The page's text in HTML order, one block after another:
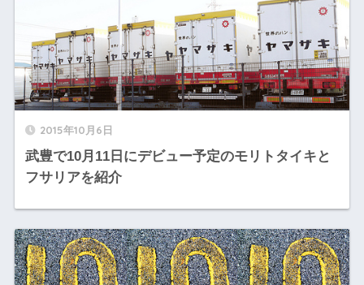
2015年10月6日
武豊で10月11日にデビュー予定のモリトタイキと
フサリアを紹介